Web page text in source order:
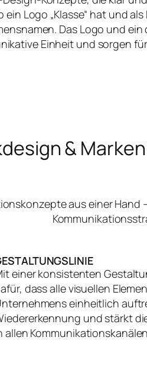
Logo „Klasse“ hat und
Das Logo und
Einheit und sorgen
&
aus einer
einer konsistenten
dass alle visuellen
einheitlich
und stärkt
allen